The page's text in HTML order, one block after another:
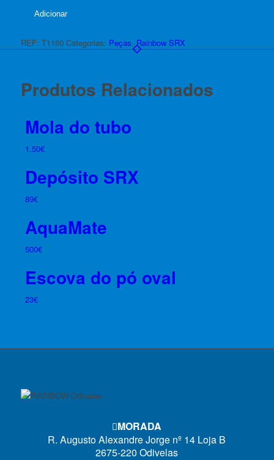
Adicionar
REF: T1160 Categorias: Peças,Rainbow SRX
Produtos Relacionados
Mola do tubo
1.50€
Depósito SRX
89€
AquaMate
500€
Escova do pó oval
23€
MORADA
R. Augusto Alexandre Jorge nº 14 Loja B
2675-220 Odivelas